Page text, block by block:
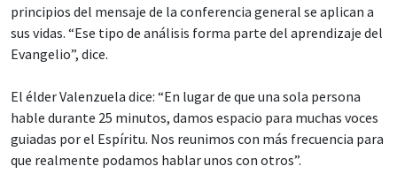
principios del mensaje de la conferencia general se aplican a
sus vidas. “Ese tipo de análisis forma parte del aprendizaje del
Evangelio”, dice.
El élder Valenzuela dice: “En lugar de que una sola persona
hable durante 25 minutos, damos espacio para muchas voces
guiadas por el Espíritu. Nos reunimos con más frecuencia para
que realmente podamos hablar unos con otros”.